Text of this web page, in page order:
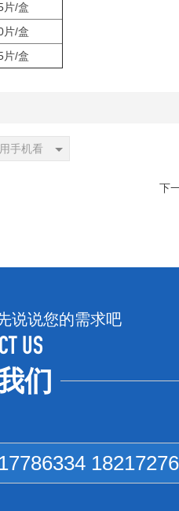
片/盒
片/盒
片/盒
用手机看
下
说说您的需求吧
US
们